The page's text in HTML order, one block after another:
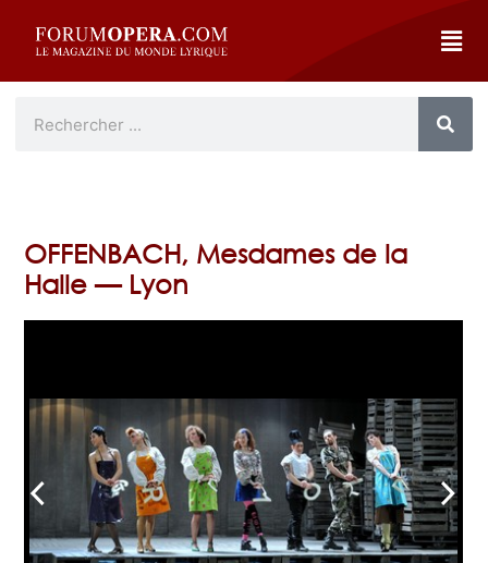
OFFENBACH, Mesdames de la
Halle — Lyon
arrow_back_ios arrow_forward_ios